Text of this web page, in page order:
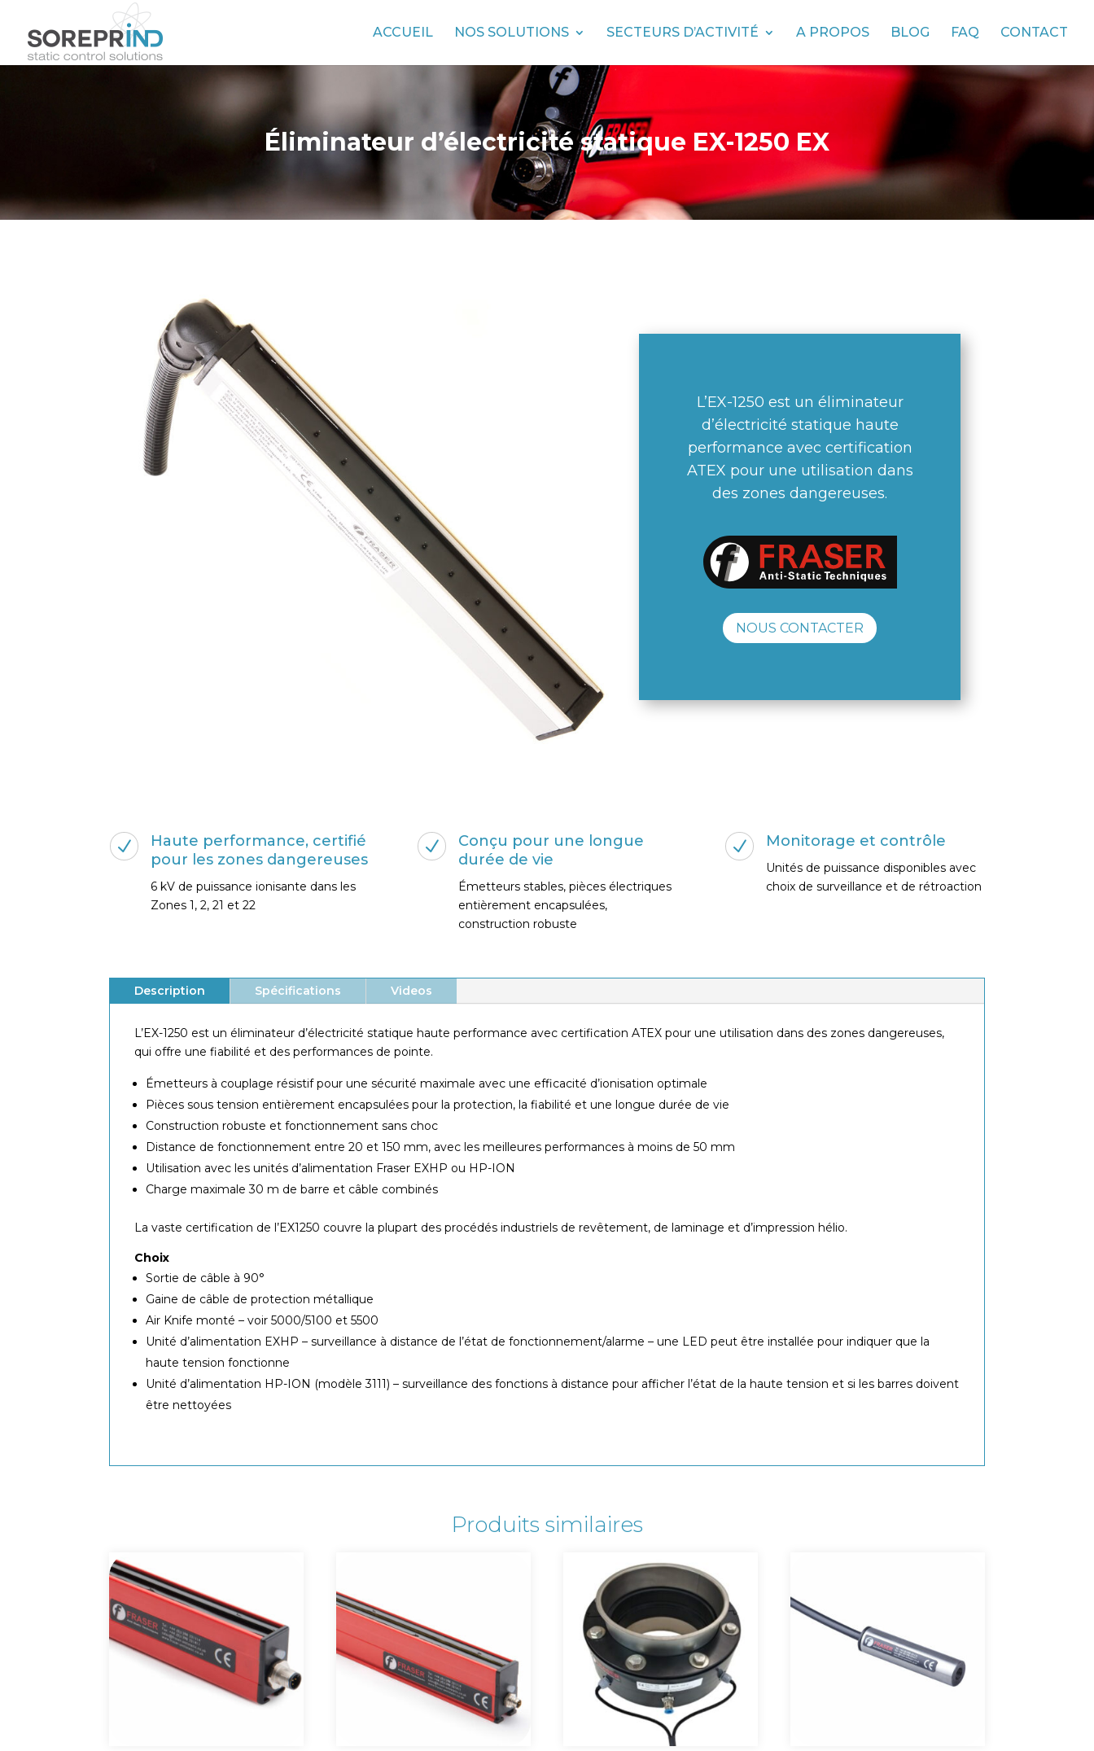
ACCUEIL NOS SOLUTIONS SECTEURS D’ACTIVITÉ A PROPOS BLOG FAQ CONTACT
Éliminateur d’électricité statique EX-1250 EX
L’EX-1250 est un éliminateur
d’électricité statique haute
performance avec certification
ATEX pour une utilisation dans
des zones dangereuses.
NOUS CONTACTER
N
Haute performance, certifié
pour les zones dangereuses
6 kV de puissance ionisante dans les
Zones 1, 2, 21 et 22
N
Conçu pour une longue
durée de vie
Émetteurs stables, pièces électriques
entièrement encapsulées,
construction robuste
N Monitorage et contrôle
Unités de puissance disponibles avec
choix de surveillance et de rétroaction
Description Spécifications Videos
L’EX-1250 est un éliminateur d’électricité statique haute performance avec certification ATEX pour une utilisation dans des zones dangereuses,
qui offre une fiabilité et des performances de pointe.
Émetteurs à couplage résistif pour une sécurité maximale avec une efficacité d’ionisation optimale
Pièces sous tension entièrement encapsulées pour la protection, la fiabilité et une longue durée de vie
Construction robuste et fonctionnement sans choc
Distance de fonctionnement entre 20 et 150 mm, avec les meilleures performances à moins de 50 mm
Utilisation avec les unités d’alimentation Fraser EXHP ou HP-ION
Charge maximale 30 m de barre et câble combinés
La vaste certification de l’EX1250 couvre la plupart des procédés industriels de revêtement, de laminage et d’impression hélio.
Choix
Sortie de câble à 90°
Gaine de câble de protection métallique
Air Knife monté – voir 5000/5100 et 5500
Unité d’alimentation EXHP – surveillance à distance de l’état de fonctionnement/alarme – une LED peut être installée pour indiquer que la
haute tension fonctionne
Unité d’alimentation HP-ION (modèle 3111) – surveillance des fonctions à distance pour afficher l’état de la haute tension et si les barres doivent
être nettoyées
Produits similaires